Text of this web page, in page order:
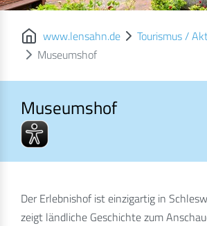
www.lensahn.de
Tourismus /
Museumshof
Museumshof
Museumshof
Der Erlebnishof ist einzigartig in
zeigt ländliche Geschichte zum